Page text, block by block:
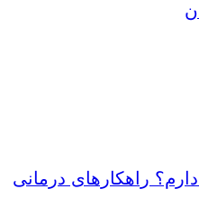
راهکارهای درمانی